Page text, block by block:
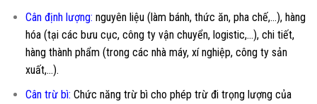
Cân định lượng: nguyên liệu (làm bánh, thức ăn, pha chế,…), hàng
hóa (tại các bưu cục, công ty vận chuyển, logistic,…), chi tiết,
hàng thành phẩm (trong các nhà máy, xí nghiệp, công ty sản
xuất,…).
Cân trừ bì: Chức năng trừ bì cho phép trừ đi trọng lượng của